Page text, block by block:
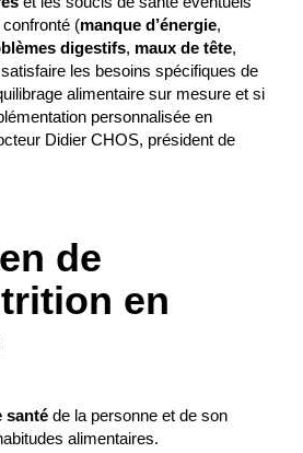
(manque d’énergie,
digestifs, maux de tête,
les besoins spécifiques de
alimentaire sur mesure et si
personnalisée en
Didier CHOS, président de
de
en
santéde la personne et de son
alimentaires.